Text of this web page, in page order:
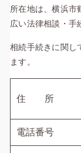
所在地は、横浜市
広い法律相談・手
相続手続きに関し
ます。
住 所
電話番号